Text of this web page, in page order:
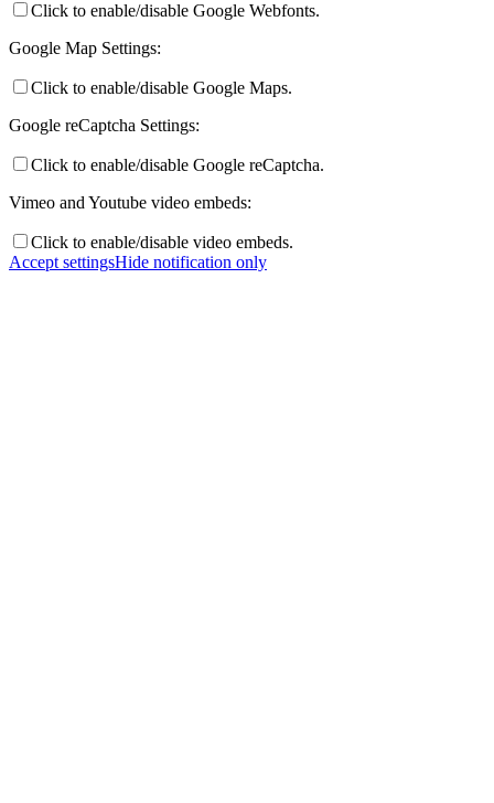
Click to enable/disable Google Webfonts.
Google Map Settings:
Click to enable/disable Google Maps.
Google reCaptcha Settings:
Click to enable/disable Google reCaptcha.
Vimeo and Youtube video embeds:
Click to enable/disable video embeds.
Accept settingsHide notification only